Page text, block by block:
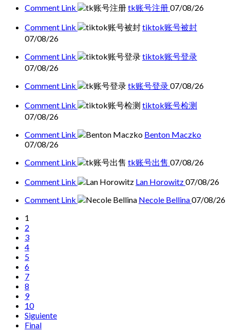
Comment Link
tk账号注册07/08/26
Comment Link
tiktok账号被封
07/08/26
Comment Link
tiktok账号登录
07/08/26
Comment Link
tk账号登录07/08/26
Comment Link
tiktok账号检测
07/08/26
Comment Link
Benton Maczko
07/08/26
Comment Link
tk账号出售 07/08/26
Comment Link
Lan Horowitz07/08/26
Comment Link
Necole Bellina07/08/26
1
2
3
4
5
6
7
8
9
10
Siguiente
Final